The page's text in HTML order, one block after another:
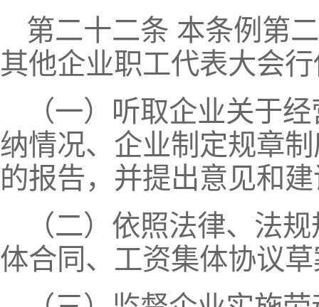
第二十二条 本条例第
其他企业职工代表大会
（一）听取企业关于
纳情况、企业制定规章
的报告，并提出意见和
（二）依照法律、法
体合同、工资集体协议